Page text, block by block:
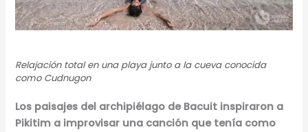
Relajación total en una playa junto a la cueva conocida
como Cudnugon
Los paisajes del archipiélago de Bacuit inspiraron a
Pikitim a improvisar una canción que tenía como